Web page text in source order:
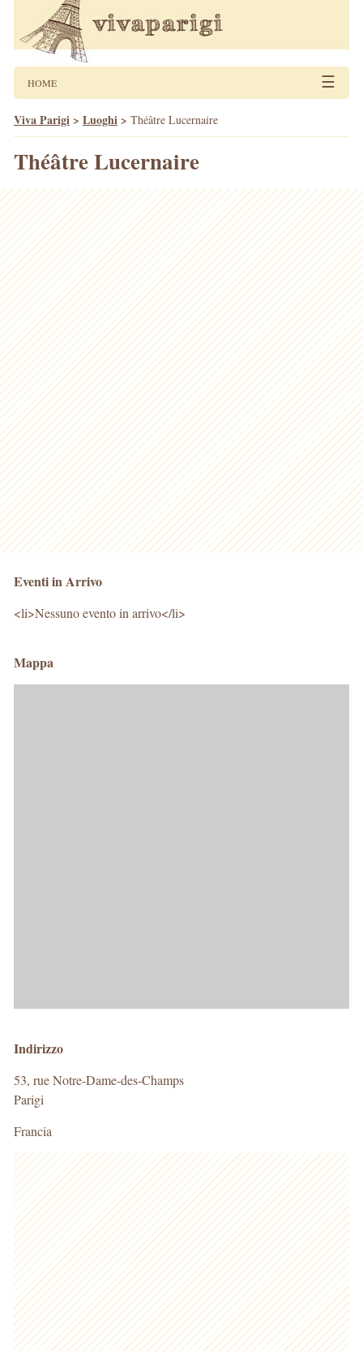
HOME ☰
Viva Parigi > Luoghi > Théâtre Lucernaire
Théâtre Lucernaire
Eventi in Arrivo
<li>Nessuno evento in arrivo</li>
Mappa
Indirizzo
53, rue Notre-Dame-des-Champs
Parigi
Francia